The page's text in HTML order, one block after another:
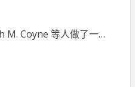
M. Coyne 等人做了一…